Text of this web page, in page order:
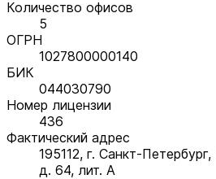
Количество офисов
5
ОГРН
1027800000140
БИК
044030790
Номер лицензии
436
Фактический адрес
195112, г. Санкт-
д. 64, лит. А